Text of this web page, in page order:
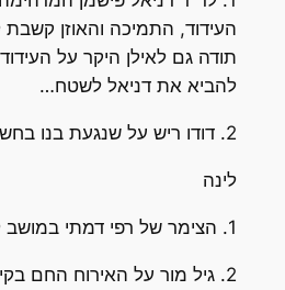
העידוד, התמיכה והאוזן קשבת
תודה גם לאילן היקר על
להביא את דניאל לשטח…
2. דודו ריש על שנגעת בנו בחשמל וחום ידיך
לינה
1. הצימר של רפי דמתי במושב ליבנים
2. גיל מור על האירוח החם